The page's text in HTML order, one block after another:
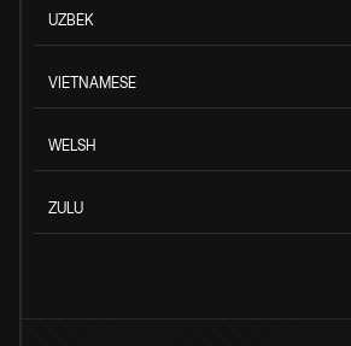
UZBEK
VIETNAMESE
WELSH
ZULU